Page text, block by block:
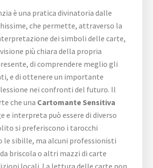
è una pratica divinatoria dalle
che permette, attraverso la
dei simboli delle carte,
più chiara della propria
di comprendere meglio gli
e di ottenere un importante
nei confronti del futuro. Il
che una Cartomante Sensitiva
e interpreta può essere di diverso
si preferiscono i tarocchi
le sibille, ma alcuni professionisti
briscola o altri mazzi di carte